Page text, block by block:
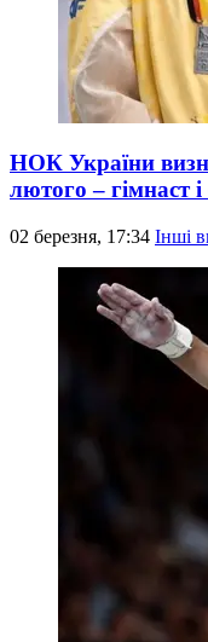
НОК України
лютого – гімнаст і
02 березня, 17:34 Інші